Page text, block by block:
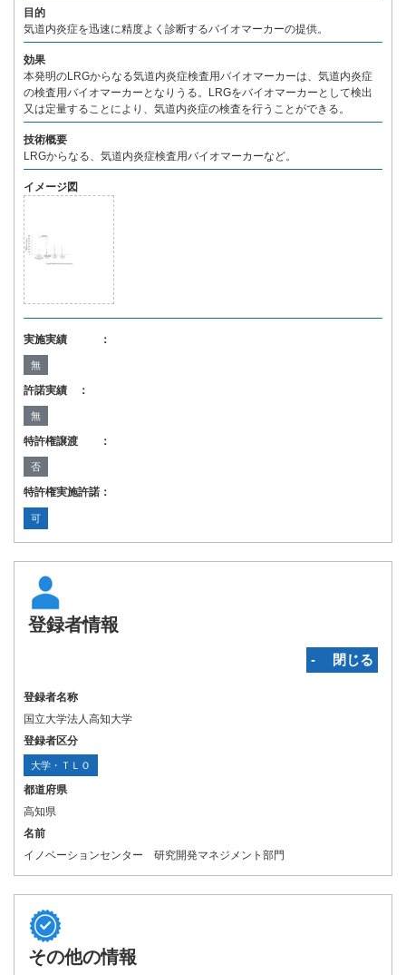
目的
気道内炎症を迅速に精度よく診断するバイオマーカーの提供。
効果
本発明のLRGからなる気道内炎症検査用バイオマーカーは、気道内炎症
の検査用バイオマーカーとなりうる。LRGをバイオマーカーとして検出
又は定量することにより、気道内炎症の検査を行うことができる。
技術概要
LRGからなる、気道内炎症検査用バイオマーカーなど。
イメージ図
実施実績 ：
無
許諾実績 ：
無
特許権譲渡 ：
否
特許権実施許諾：
可
登録者情報
‐ 閉じる
登録者名称
国立大学法人高知大学
登録者区分
大学・ＴＬＯ
都道府県
高知県
名前
イノベーションセンター 研究開発マネジメント部門
その他の情報